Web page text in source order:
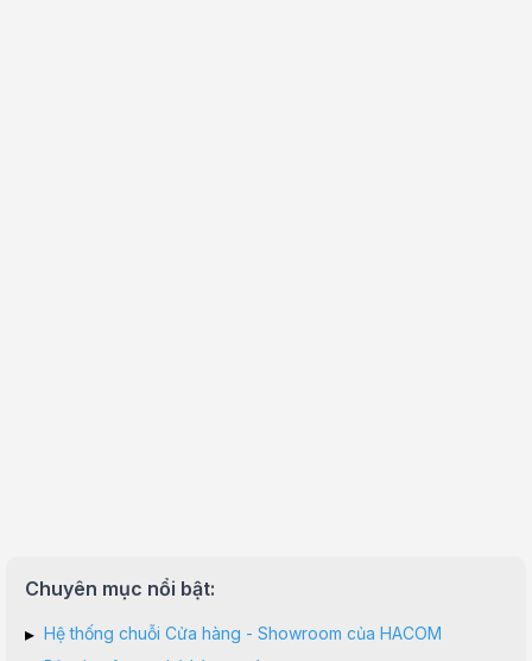
Chuyên mục nổi bật:
▸ Hệ thống chuỗi Cửa hàng - Showroom của HACOM